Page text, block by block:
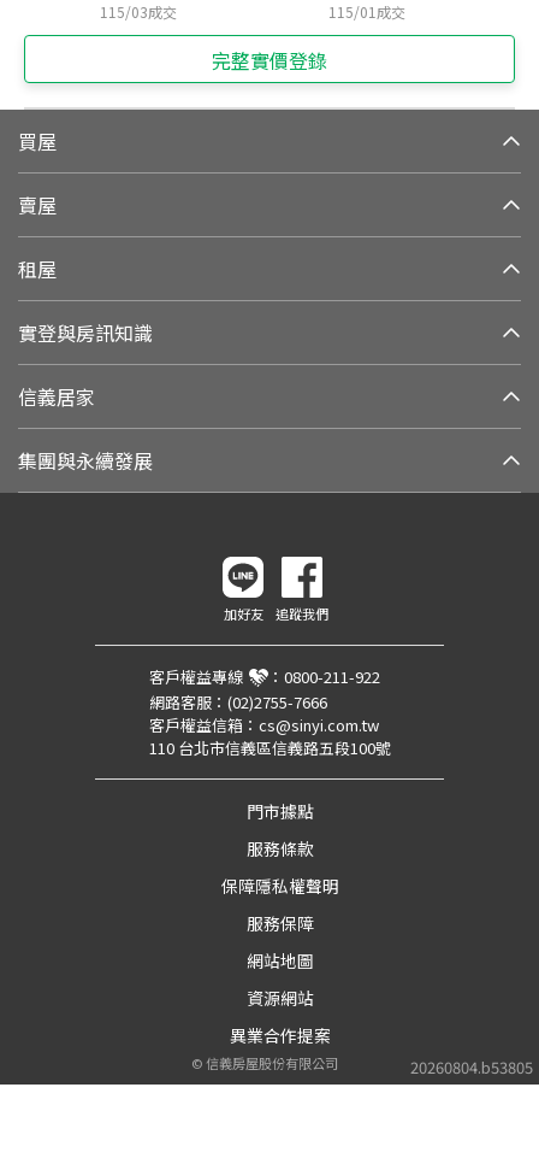
115/03成交 115/01 成交
完整實價登錄
買屋
賣屋
租屋
實登與房訊知識
信義居家
集團與永續發展
20260804.b53805
加好友 追蹤我們
客戶權益專線 ： 0800-211-922
網路客服： (02)2755-7666
客戶權益信箱： cs@sinyi.com.tw
110 台北市信義區信義路五段100號
門市據點
服務條款
保障隱私權聲明
服務保障
網站地圖
資源網站
異業合作提案
©信義房屋股份有限公司